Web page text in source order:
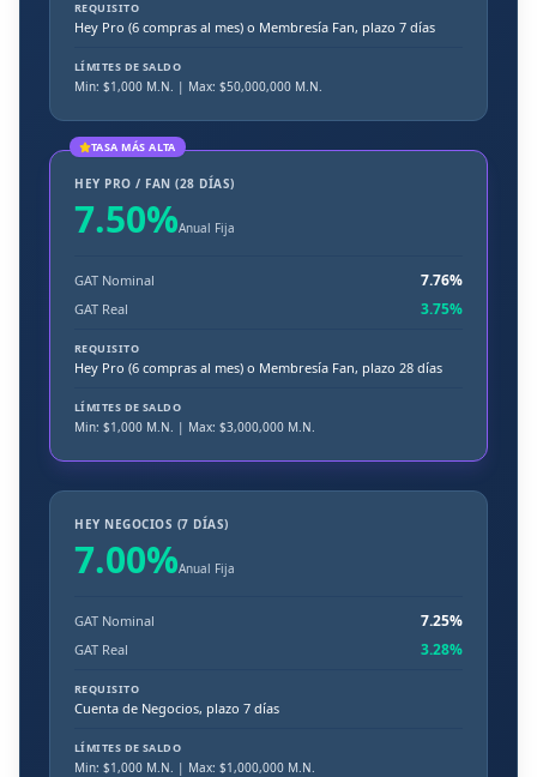
REQUISITO
Hey Pro (6 compras al mes) o Membresía Fan, plazo 7 días
LÍMITES DE SALDO
Min: $1,000 M.N. | Max: $50,000,000 M.N.
TASA MÁS ALTA
HEY PRO / FAN (28 DÍAS)
7.50%Anual Fija
GAT Nominal 7.76%
GAT Real 3.75%
REQUISITO
Hey Pro (6 compras al mes) o Membresía Fan, plazo 28 días
LÍMITES DE SALDO
Min: $1,000 M.N. | Max: $3,000,000 M.N.
HEY NEGOCIOS (7 DÍAS)
7.00%Anual Fija
GAT Nominal 7.25%
GAT Real 3.28%
REQUISITO
Cuenta de Negocios, plazo 7 días
LÍMITES DE SALDO
Min: $1,000 M.N. | Max: $1,000,000 M.N.